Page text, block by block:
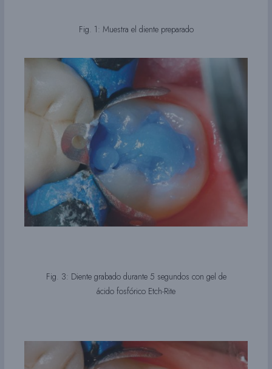
Fig. 1: Muestra el diente preparado
Fig. 3: Diente grabado durante 5 segundos con gel de
ácido fosfórico Etch-Rite